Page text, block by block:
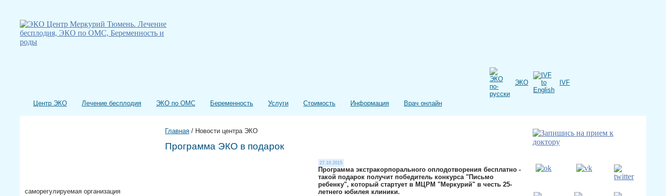
ЭКО IVF
Центр ЭКО Лечение бесплодия ЭКО по ОМС Беременность Услуги Стоимость Информация Врач онлайн
саморегулируемая организация
Главная / Новости центра ЭКО
Программа ЭКО в подарок
27.10.2015
Программа экстракорпорального оплодотворения бесплатно -
такой подарок получит победитель конкурса "Письмо
ребенку", который стартует в МЦРМ "Меркурий" в честь 25-
летнего юбилея клиники.